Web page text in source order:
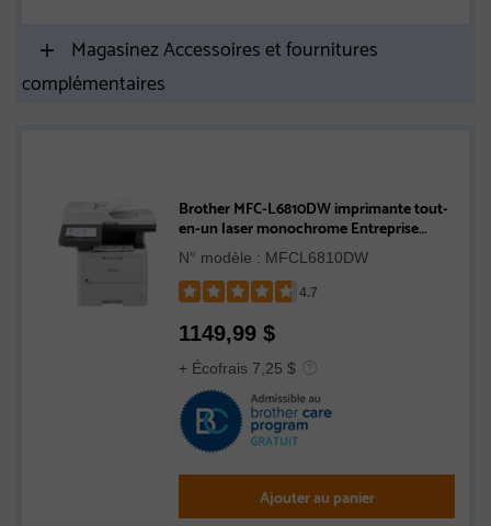
Magasinez Accessoires et fournitures
complémentaires
Brother MFC-L6810DW imprimante tout-
en-un laser monochrome Entreprise
offrant un faible coût d’impression et une
grande capacité papier, avec réseautage
sans fil, fonctions de sécurité avancées et
copie et numérisation recto verso
N° modèle : MFCL6810DW
4.7
4.7
out
5
stars
1149,99 $
+ Écofrais 7,25 $
Ajouter au panier